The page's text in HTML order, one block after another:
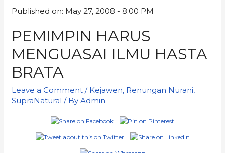
Published on: May 27, 2008 - 8:00 PM
PEMIMPIN HARUS
MENGUASAI ILMU HASTA
BRATA
Leave a Comment / Kejawen, Renungan Nurani,
SupraNatural / ByAdmin